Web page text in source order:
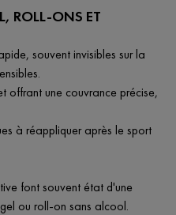
ROLL-ONS ET
souvent invisibles sur la
offrant une couvrance précise,
à réappliquer après le sport
font souvent état d'une
ou roll-on sans alcool.